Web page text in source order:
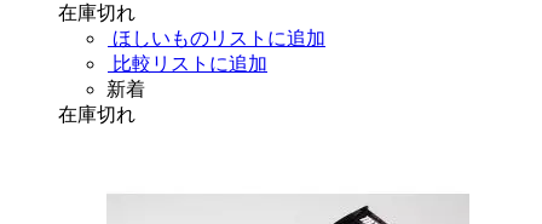
在庫切れ
ほしいものリストに追加
比較リストに追加
新着
在庫切れ